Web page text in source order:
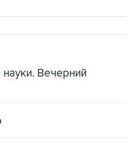
Вечерний